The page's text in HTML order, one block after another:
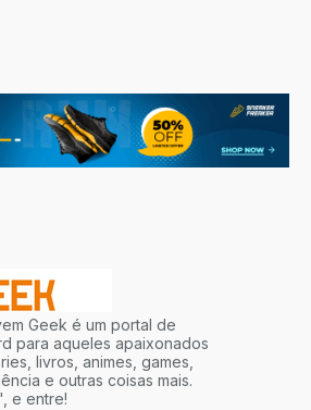
Geek é um portal de
para aqueles apaixonados
livros, animes, games,
e outras coisas mais.
e entre!